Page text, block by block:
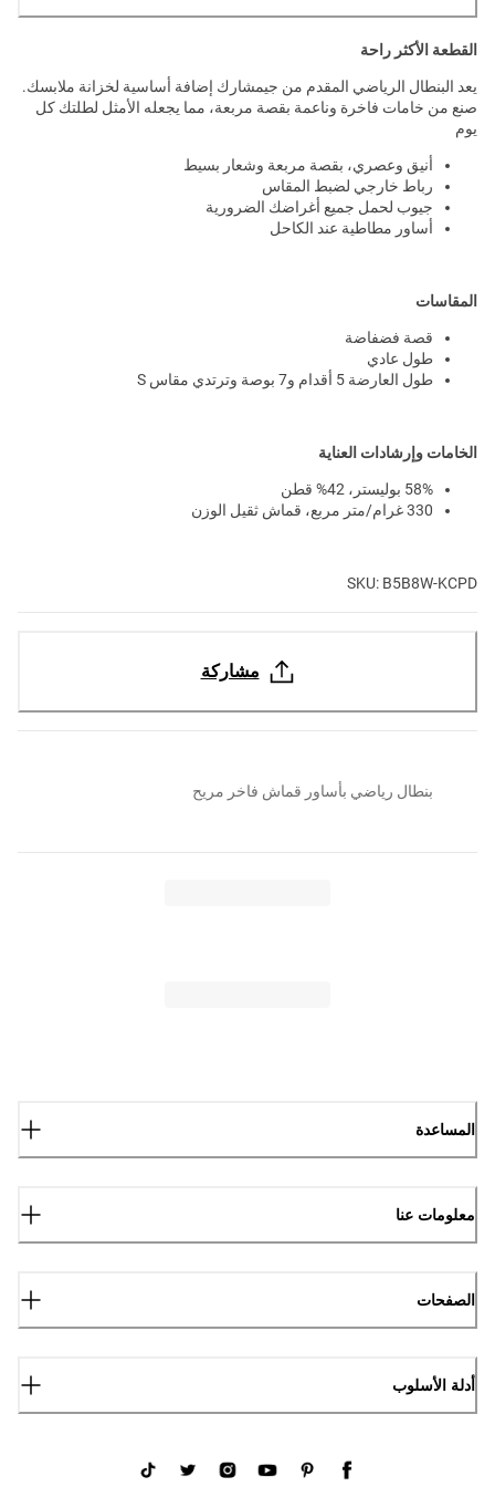
القطعة الأكثر راحة
يعد البنطال الرياضي المقدم من جيمشارك إضافة أساسية لخزانة ملابسك.
صنع من خامات فاخرة وناعمة بقصة مربعة، مما يجعله الأمثل لطلتك كل
يوم
أنيق وعصري، بقصة مربعة وشعار بسيط
رباط خارجي لضبط المقاس
جيوب لحمل جميع أغراضك الضرورية
أساور مطاطية عند الكاحل
المقاسات
قصة فضفاضة
طول عادي
طول العارضة 5 أقدام و7 بوصة وترتدي مقاس S
الخامات وإرشادات العناية
58% بوليستر، 42% قطن
330 غرام/متر مربع، قماش ثقيل الوزن
SKU: B5B8W-KCPD
مشاركة
بنطال رياضي بأساور قماش فاخر مريح
المساعدة
معلومات عنا
الصفحات
أدلة الأسلوب